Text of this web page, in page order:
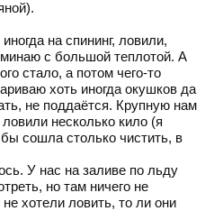
на спининг, ловили,
с большой теплотой. А
стало, а потом чего-то
хоть иногда окушков да
не поддаётся. Крупную нам
несколько кило (я
сошла столько чистить, в
У нас на заливе по льду
но там ничего не
хотели ловить, то ли они